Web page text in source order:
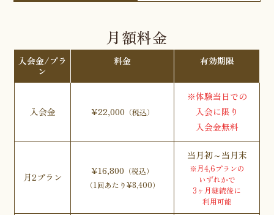
月額料金
入会金/プラ
ン
料金 有効期限
入会金 ¥22,000 （税込）
※体験当日での
入会に限り
入会金無料
月2プラン
¥16,800 （税込）
（1回あたり¥8,400）
当月初～当月末
※月4,6プランの
いずれかで
3ヶ月継続後に
利用可能